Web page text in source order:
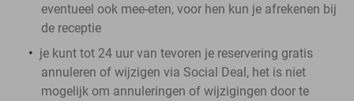
eventueel ook mee-eten, voor hen kun je afrekenen bij
de receptie
je kunt tot 24 uur van tevoren je reservering gratis
annuleren of wijzigen via Social Deal, het is niet
mogelijk om annuleringen of wijzigingen door te